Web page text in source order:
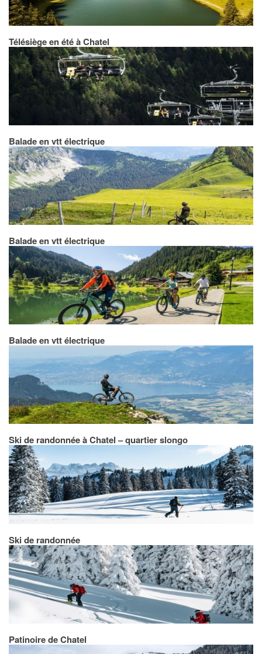
Télésiège en été à Chatel
Balade en vtt électrique
Balade en vtt électrique
Balade en vtt électrique
Ski de randonnée à Chatel – quartier slongo
Ski de randonnée
Patinoire de Chatel